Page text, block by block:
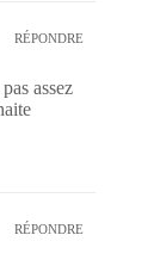
RÉPONDRE
assez
RÉPONDRE